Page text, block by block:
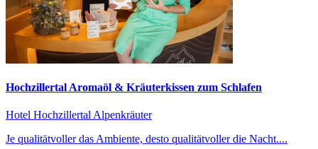
Hochzillertal Aromaöl & Kräuterkissen zum Schlafen
Hotel Hochzillertal Alpenkräuter
Je qualitätvoller das Ambiente, desto qualitätvoller die Nacht....